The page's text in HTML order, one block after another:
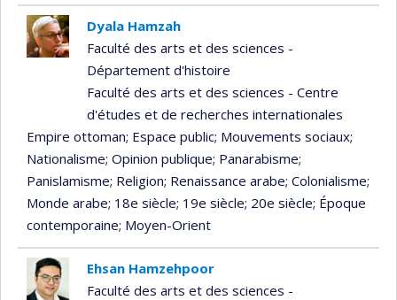
Dyala Hamzah
Faculté des arts et des sciences -
Département d'histoire
Faculté des arts et des sciences - Centre
d'études et de recherches internationales
Empire ottoman; Espace public; Mouvements sociaux;
Nationalisme; Opinion publique; Panarabisme;
Panislamisme; Religion; Renaissance arabe; Colonialisme;
Monde arabe; 18e siècle; 19e siècle; 20e siècle; Époque
contemporaine; Moyen-Orient
Ehsan Hamzehpoor
Faculté des arts et des sciences -